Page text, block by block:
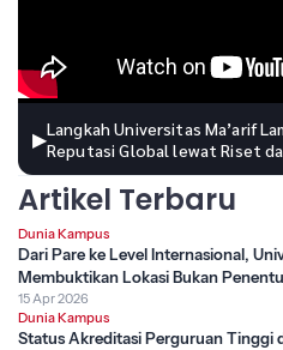
▶Langkah Universitas Ma’arif
Reputasi Global lewat Riset
Artikel Terbaru
Dunia Kampus
Dari Pare ke Level Internasional,
Membuktikan Lokasi Bukan
15 Apr 2026
Dunia Kampus
Status Akreditasi Perguruan Tinggi